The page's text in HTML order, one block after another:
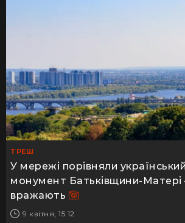
ТРЕШ
У мережі порівняли український
монумент Батьківщини-Матері
вражають
9 квітня, 15:12